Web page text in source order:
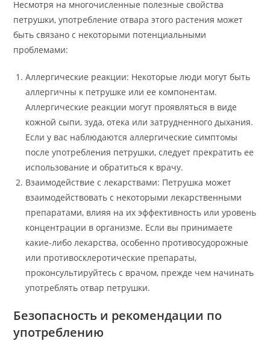
Несмотря на многочисленные полезные свойства
петрушки, употребление отвара этого растения может
быть связано с некоторыми потенциальными
проблемами:
Аллергические реакции: Некоторые люди могут быть
аллергичны к петрушке или ее компонентам.
Аллергические реакции могут проявляться в виде
кожной сыпи, зуда, отека или затрудненного дыхания.
Если у вас наблюдаются аллергические симптомы
после употребления петрушки, следует прекратить ее
использование и обратиться к врачу.
Взаимодействие с лекарствами: Петрушка может
взаимодействовать с некоторыми лекарственными
препаратами, влияя на их эффективность или уровень
концентрации в организме. Если вы принимаете
какие-либо лекарства, особенно противосудорожные
или противосклеротические препараты,
проконсультируйтесь с врачом, прежде чем начинать
употреблять отвар петрушки.
Безопасность и рекомендации по
употреблению